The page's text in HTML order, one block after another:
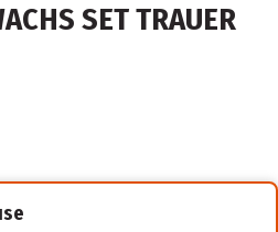
SET TRAUER